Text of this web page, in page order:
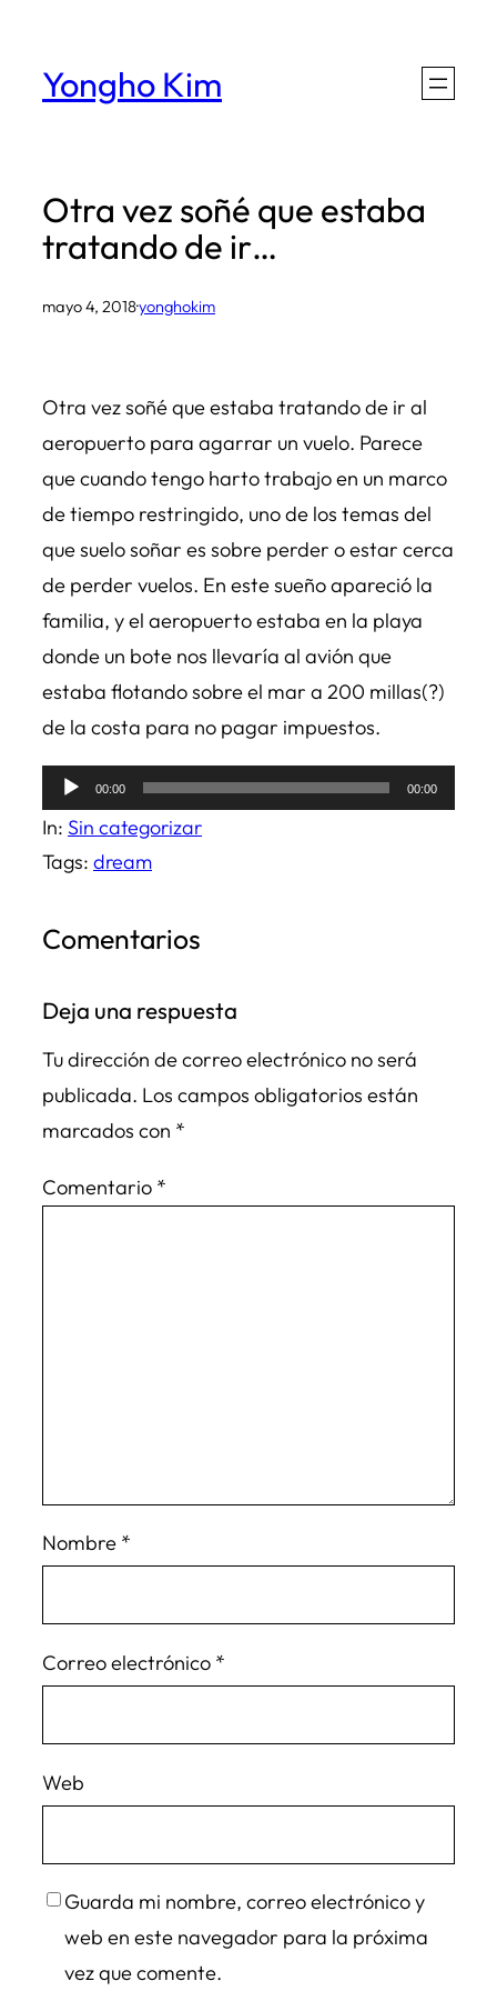
contenido
Yongho Kim
Otra vez soñé que estaba
tratando de ir…
mayo 4, 2018·yonghokim
Otra vez soñé que estaba tratando de ir al
aeropuerto para agarrar un vuelo. Parece
que cuando tengo harto trabajo en un marco
de tiempo restringido, uno de los temas del
que suelo soñar es sobre perder o estar cerca
de perder vuelos. En este sueño apareció la
familia, y el aeropuerto estaba en la playa
donde un bote nos llevaría al avión que
estaba flotando sobre el mar a 200 millas(?)
de la costa para no pagar impuestos.
Reproductor
de
audio
00:00 00:00
In: Sin categorizar
Tags: dream
Comentarios
Deja una respuesta
Tu dirección de correo electrónico no será
publicada. Los campos obligatorios están
marcados con *
Comentario *
Nombre *
Correo electrónico *
Web
Guarda mi nombre, correo electrónico y
web en este navegador para la próxima
vez que comente.